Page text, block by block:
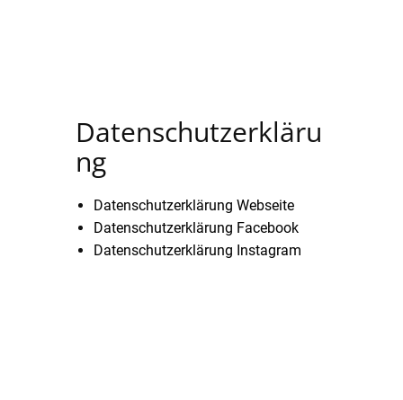
Datenschutzerkläru
ng
Datenschutzerklärung Webseite
Datenschutzerklärung Facebook
Datenschutzerklärung Instagram